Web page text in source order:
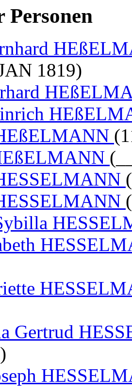
Personen
1819)
Gertrud